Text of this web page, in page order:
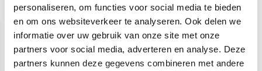
personaliseren, om functies voor social media te bieden
en om ons websiteverkeer te analyseren. Ook delen we
informatie over uw gebruik van onze site met onze
partners voor social media, adverteren en analyse. Deze
partners kunnen deze gegevens combineren met andere
Gerelateerde producten